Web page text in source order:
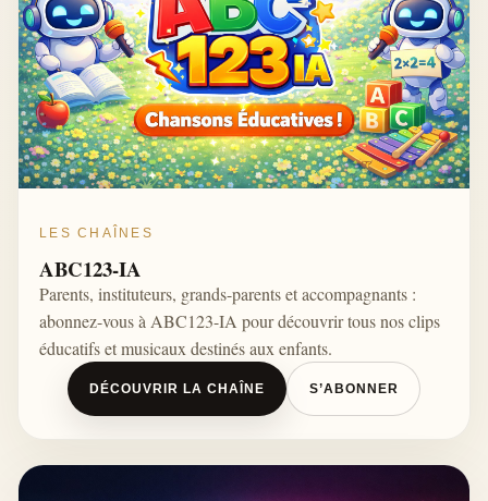
LES CHAÎNES
ABC123-IA
Parents, instituteurs, grands-parents et accompagnants :
abonnez-vous à ABC123-IA pour découvrir tous nos clips
éducatifs et musicaux destinés aux enfants.
DÉCOUVRIR LA CHAÎNE S’ABONNER